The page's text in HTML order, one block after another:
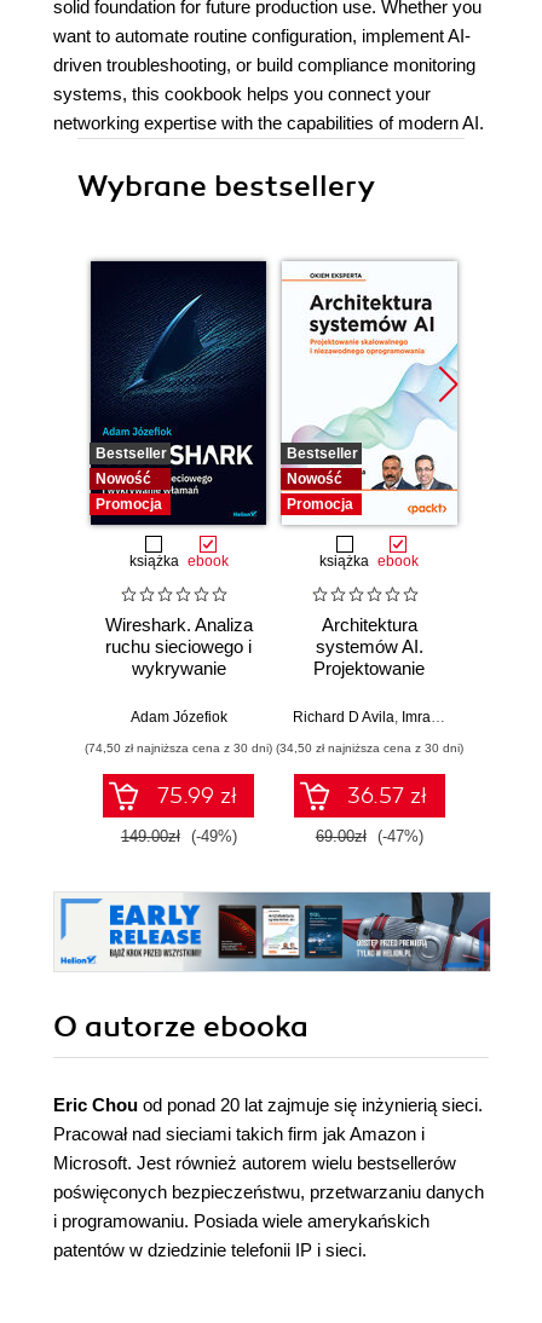
solid foundation for future production use. Whether you
want to automate routine configuration, implement AI-
driven troubleshooting, or build compliance monitoring
systems, this cookbook helps you connect your
networking expertise with the capabilities of modern AI.
Wybrane bestsellery
Bestseller
Nowość
Promocja
książka ebook
Wireshark. Analiza
ruchu sieciowego i
wykrywanie
Adam Józefiok
(74,50 zł najniższa cena z 30 dni)
75.99 zł
149.00zł (-49%)
Bestseller
Nowość
Promocja
książka ebook
Architektura
systemów AI.
Projektowanie
niezawodnego
Richard D Avila, Imran Ahmad
(34,50 zł najniższa cena z 30 dni)
36.57 zł
69.00zł (-47%)
O autorze ebooka
Eric Chou od ponad 20 lat zajmuje się inżynierią sieci.
Pracował nad sieciami takich firm jak Amazon i
Microsoft. Jest również autorem wielu bestsellerów
poświęconych bezpieczeństwu, przetwarzaniu danych
i programowaniu. Posiada wiele amerykańskich
patentów w dziedzinie telefonii IP i sieci.